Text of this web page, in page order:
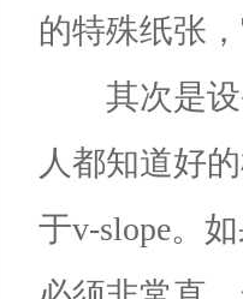
的特殊纸张
其次是设
人都知道好
于v-slope。